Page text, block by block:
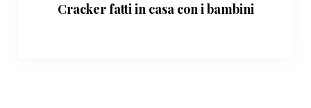
Cracker fatti in casa con i bambini